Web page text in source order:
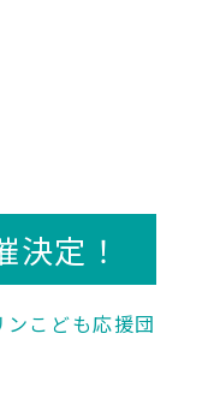
定！
ンこども応援団